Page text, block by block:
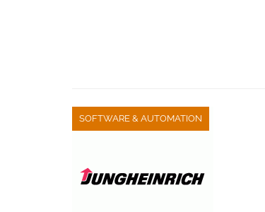
SOFTWARE & AUTOMATION